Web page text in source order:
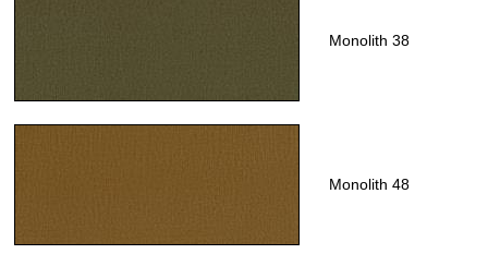
Monolith 38
Monolith 48